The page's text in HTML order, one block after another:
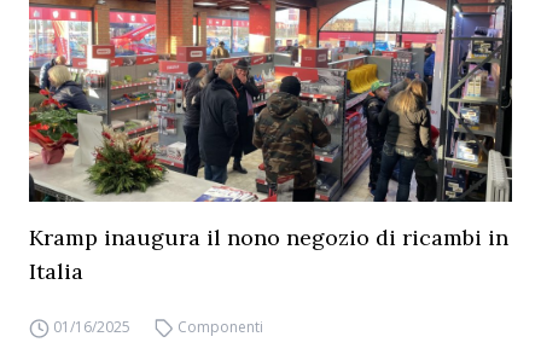
Kramp inaugura il nono negozio di ricambi in
Italia
01/16/2025 Componenti